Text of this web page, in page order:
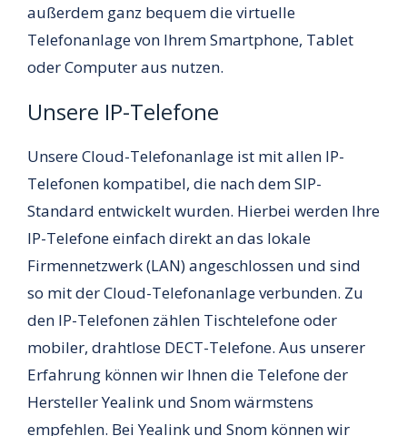
außerdem ganz bequem die virtuelle
Telefonanlage von Ihrem Smartphone, Tablet
oder Computer aus nutzen.
Unsere IP-Telefone
Unsere Cloud-Telefonanlage ist mit allen IP-
Telefonen kompatibel, die nach dem SIP-
Standard entwickelt wurden. Hierbei werden Ihre
IP-Telefone einfach direkt an das lokale
Firmennetzwerk (LAN) angeschlossen und sind
so mit der Cloud-Telefonanlage verbunden. Zu
den IP-Telefonen zählen Tischtelefone oder
mobiler, drahtlose DECT-Telefone. Aus unserer
Erfahrung können wir Ihnen die Telefone der
Hersteller Yealink und Snom wärmstens
empfehlen. Bei Yealink und Snom können wir